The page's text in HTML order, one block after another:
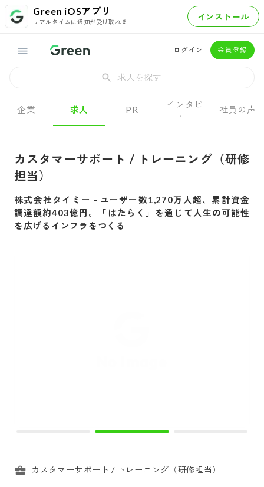
Green iOSアプリ
リアルタイムに通知が受け取れる インストール
ログイン 会員登録
求人を探す
企業 求人 PR
インタビ
ュー
社員の声
カスタマーサポート / トレーニング（研修
担当）
株式会社タイミー - ユーザー数1,270万人超、累計資金
調達額約403億円。「はたらく」を通じて人生の可能性
を広げるインフラをつくる
カスタマーサポート / トレーニング（研修担当）